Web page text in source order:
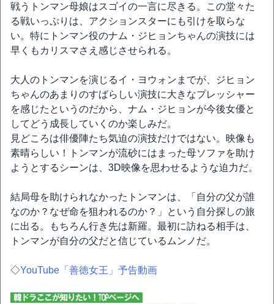
戦うトンマン母娘はスゴイの一言に尽きる。この堂々た
る戦いっぷりは、アクションスターにも引けを取らな
い。特にトンマン役のナム・ジヒョンちゃんの演技には
早くもカリスマさえ感じさせられる。
大人のトンマンを演じるイ・ヨウォンまでが、ジヒョン
ちゃんのあまりのすばらしい演技に大きなプレッシャー
を感じたというのだから、ナム・ジヒョンが今後女優と
してどう成長していくのか楽しみだ。
見どころは俳優陣たち気迫の演技だけではない。映像も
素晴らしい！トンマンが流砂にはまった母ソファを助け
ようとするシーンは、3D映像を思わせるような迫力だ。
結局母を助けられなかったトンマンは、「自分の父が誰
なのか？なぜ命を狙われるのか？」という自分探しの旅
に出る。もちろん行き先は新羅。最初に訪ねる相手は、
トンマンが自分の父だと信じているムンノだ。
◇YouTube「善徳女王」予告動画